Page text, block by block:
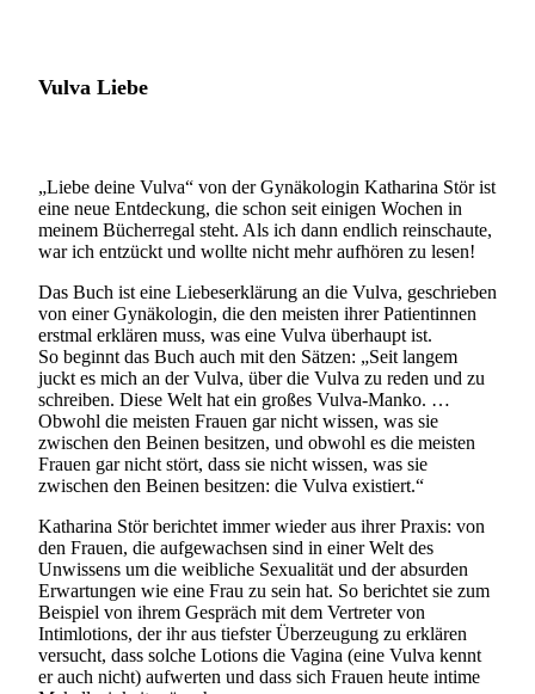
Vulva Liebe
„Liebe deine Vulva“ von der Gynäkologin Katharina Stör ist
eine neue Entdeckung, die schon seit einigen Wochen in
meinem Bücherregal steht. Als ich dann endlich reinschaute,
war ich entzückt und wollte nicht mehr aufhören zu lesen!
Das Buch ist eine Liebeserklärung an die Vulva, geschrieben
von einer Gynäkologin, die den meisten ihrer Patientinnen
erstmal erklären muss, was eine Vulva überhaupt ist.
So beginnt das Buch auch mit den Sätzen: „Seit langem
juckt es mich an der Vulva, über die Vulva zu reden und zu
schreiben. Diese Welt hat ein großes Vulva-Manko. …
Obwohl die meisten Frauen gar nicht wissen, was sie
zwischen den Beinen besitzen, und obwohl es die meisten
Frauen gar nicht stört, dass sie nicht wissen, was sie
zwischen den Beinen besitzen: die Vulva existiert.“
Katharina Stör berichtet immer wieder aus ihrer Praxis: von
den Frauen, die aufgewachsen sind in einer Welt des
Unwissens um die weibliche Sexualität und der absurden
Erwartungen wie eine Frau zu sein hat. So berichtet sie zum
Beispiel von ihrem Gespräch mit dem Vertreter von
Intimlotions, der ihr aus tiefster Überzeugung zu erklären
versucht, dass solche Lotions die Vagina (eine Vulva kennt
er auch nicht) aufwerten und dass sich Frauen heute intime